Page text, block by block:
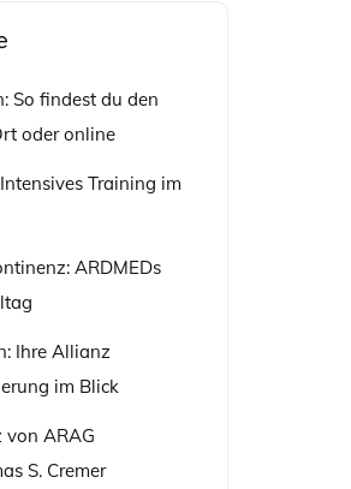
So findest du den
oder online
Training im
ARDMEDs
Ihre Allianz
im Blick
von ARAG
S. Cremer